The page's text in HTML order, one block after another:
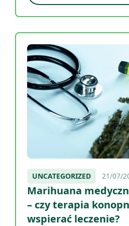
UNCATEGORIZED 21/07/
Marihuana
– czy terapia
wspierać leczenie?